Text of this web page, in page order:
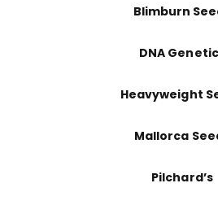
Blimburn
DNA
Heavyweight
Mallorca
Pilchard’s